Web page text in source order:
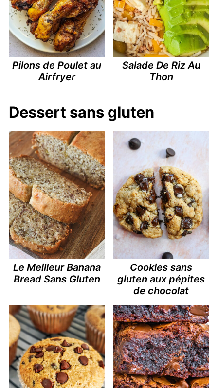
Pilons de Poulet au
Airfryer
Salade De Riz Au
Thon
Dessert sans gluten
Le Meilleur Banana
Bread Sans Gluten
Cookies sans
gluten aux pépites
de chocolat